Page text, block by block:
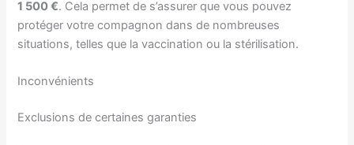
1 500 €. Cela permet de s’assurer que vous pouvez
protéger votre compagnon dans de nombreuses
situations, telles que la vaccination ou la stérilisation.
Inconvénients
Exclusions de certaines garanties